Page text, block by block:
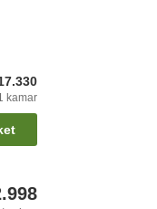
kamar